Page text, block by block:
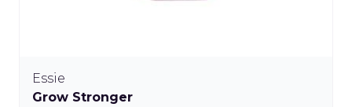
Essie
Grow Stronger